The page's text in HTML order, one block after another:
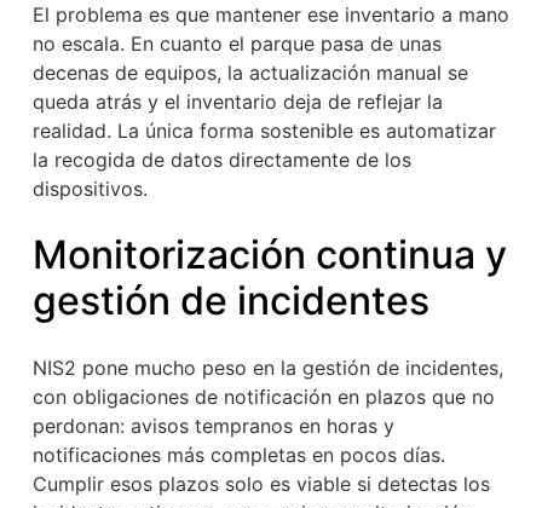
El problema es que mantener ese inventario a mano
no escala. En cuanto el parque pasa de unas
decenas de equipos, la actualización manual se
queda atrás y el inventario deja de reflejar la
realidad. La única forma sostenible es automatizar
la recogida de datos directamente de los
dispositivos.
Monitorización continua y
gestión de incidentes
NIS2 pone mucho peso en la gestión de incidentes,
con obligaciones de notificación en plazos que no
perdonan: avisos tempranos en horas y
notificaciones más completas en pocos días.
Cumplir esos plazos solo es viable si detectas los